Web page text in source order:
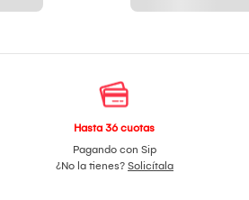
Hasta 36 cuotas
Pagando con Sip
¿No la tienes? Solicítala